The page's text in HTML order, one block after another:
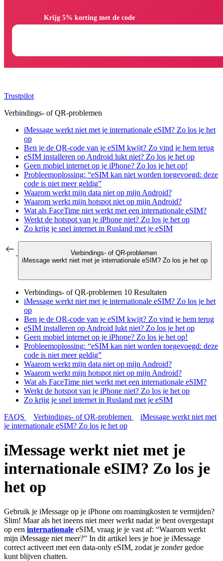
Trustpilot
Verbindings- of QR-problemen
iMessage werkt niet met je internationale eSIM? Zo los je het
op
Ben je de QR-code van je eSIM kwijt? Zo vind je hem terug
eSIM installeren op Android lukt niet? Zo los je het op
Geen mobiel internet op je iPhone? Zo los je het op!
Probleemoplossing: “eSIM kan niet worden toegevoegd: deze
code is niet meer geldig”
Waarom werkt mijn data niet op mijn Android?
Waarom werkt mijn hotspot niet op mijn Android?
Wat als FaceTime niet werkt met een internationale eSIM?
Werkt de hotspot van je iPhone niet? Zo los je het op
Zo krijg je snel internet in Rusland met je eSIM
Verbindings- of QR-problemen
iMessage werkt niet met je internationale eSIM? Zo los je het op
Verbindings- of QR-problemen 10 Resultaten
iMessage werkt niet met je internationale eSIM? Zo los je het
op
Ben je de QR-code van je eSIM kwijt? Zo vind je hem terug
eSIM installeren op Android lukt niet? Zo los je het op
Geen mobiel internet op je iPhone? Zo los je het op!
Probleemoplossing: “eSIM kan niet worden toegevoegd: deze
code is niet meer geldig”
Waarom werkt mijn data niet op mijn Android?
Waarom werkt mijn hotspot niet op mijn Android?
Wat als FaceTime niet werkt met een internationale eSIM?
Werkt de hotspot van je iPhone niet? Zo los je het op
Zo krijg je snel internet in Rusland met je eSIM
FAQS
Verbindings- of QR-problemen
iMessage werkt niet met
je internationale eSIM? Zo los je het op
iMessage werkt niet met je
internationale eSIM? Zo los je
het op
Gebruik je iMessage op je iPhone om roamingkosten te vermijden?
Slim! Maar als het ineens niet meer werkt nadat je bent overgestapt
op een internationale eSIM, vraag je je vast af: “Waarom werkt
mijn iMessage niet meer?” In dit artikel lees je hoe je iMessage
correct activeert met een data-only eSIM, zodat je zonder gedoe
kunt blijven chatten.